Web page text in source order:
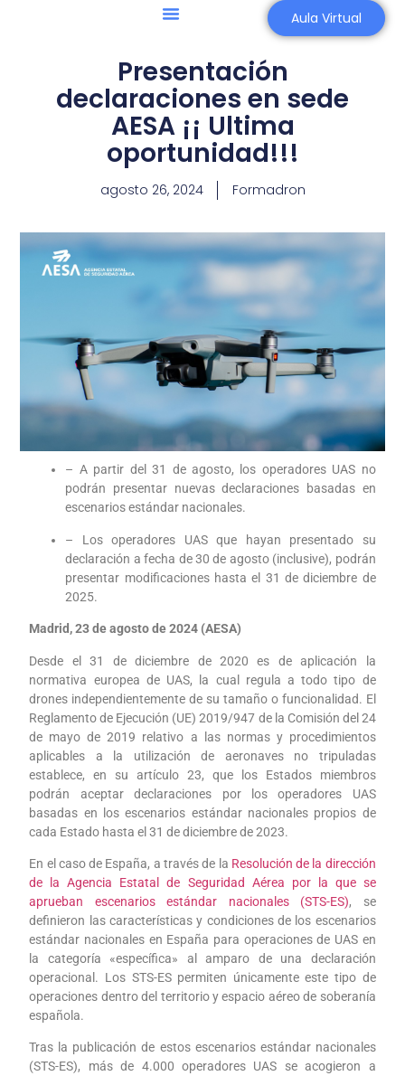
Aula Virtual
Presentación
declaraciones en sede
AESA ¡¡ Ultima
oportunidad!!!
agosto 26, 2024 Formadron
– A partir del 31 de agosto, los operadores UAS no
podrán presentar nuevas declaraciones basadas en
escenarios estándar nacionales.
– Los operadores UAS que hayan presentado su
declaración a fecha de 30 de agosto (inclusive), podrán
presentar modificaciones hasta el 31 de diciembre de
2025.
Madrid, 23 de agosto de 2024 (AESA)
Desde el 31 de diciembre de 2020 es de aplicación la
normativa europea de UAS, la cual regula a todo tipo de
drones independientemente de su tamaño o funcionalidad. El
Reglamento de Ejecución (UE) 2019/947 de la Comisión del 24
de mayo de 2019 relativo a las normas y procedimientos
aplicables a la utilización de aeronaves no tripuladas
establece, en su artículo 23, que los Estados miembros
podrán aceptar declaraciones por los operadores UAS
basadas en los escenarios estándar nacionales propios de
cada Estado hasta el 31 de diciembre de 2023.
En el caso de España, a través de la Resolución de la dirección
de la Agencia Estatal de Seguridad Aérea por la que se
aprueban escenarios estándar nacionales (STS-ES), se
definieron las características y condiciones de los escenarios
estándar nacionales en España para operaciones de UAS en
la categoría «específica» al amparo de una declaración
operacional. Los STS-ES permiten únicamente este tipo de
operaciones dentro del territorio y espacio aéreo de soberanía
española.
Tras la publicación de estos escenarios estándar nacionales
(STS-ES), más de 4.000 operadores UAS se acogieron a